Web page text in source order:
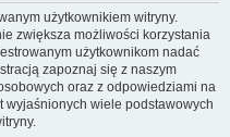
użytkownikiem witryny.
zwiększa możliwości korzystania
użytkownikom nadać
zapoznaj się z naszym
oraz z odpowiedziami na
wyjaśnionych wiele podstawowych